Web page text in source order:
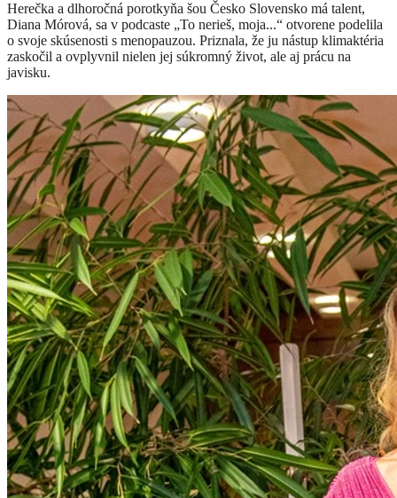
Herečka a dlhoročná porotkyňa šou Česko Slovensko má talent,
Diana Mórová, sa v podcaste „To nerieš, moja...“ otvorene podelila
o svoje skúsenosti s menopauzou. Priznala, že ju nástup klimaktéria
zaskočil a ovplyvnil nielen jej súkromný život, ale aj prácu na
javisku.